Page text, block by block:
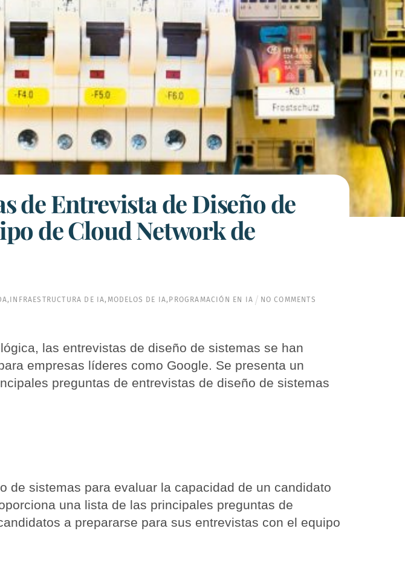
de Entrevista de Diseño de
de Cloud Network de
, INFRAESTRUCTURA DE IA, MODELOS DE IA, PROGRAMACIÓN EN IA NO COMMENTS
las entrevistas de diseño de sistemas se han
empresas líderes como Google. Se presenta un
preguntas de entrevistas de diseño de sistemas
de sistemas para evaluar la capacidad de un candidato
una lista de las principales preguntas de
a prepararse para sus entrevistas con el equipo